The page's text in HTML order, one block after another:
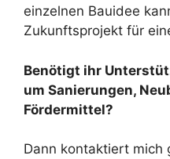
einzelnen Bauidee
Zukunftsprojekt für
Benötigt ihr
um Sanierungen,
Fördermittel?
Dann kontaktiert mich